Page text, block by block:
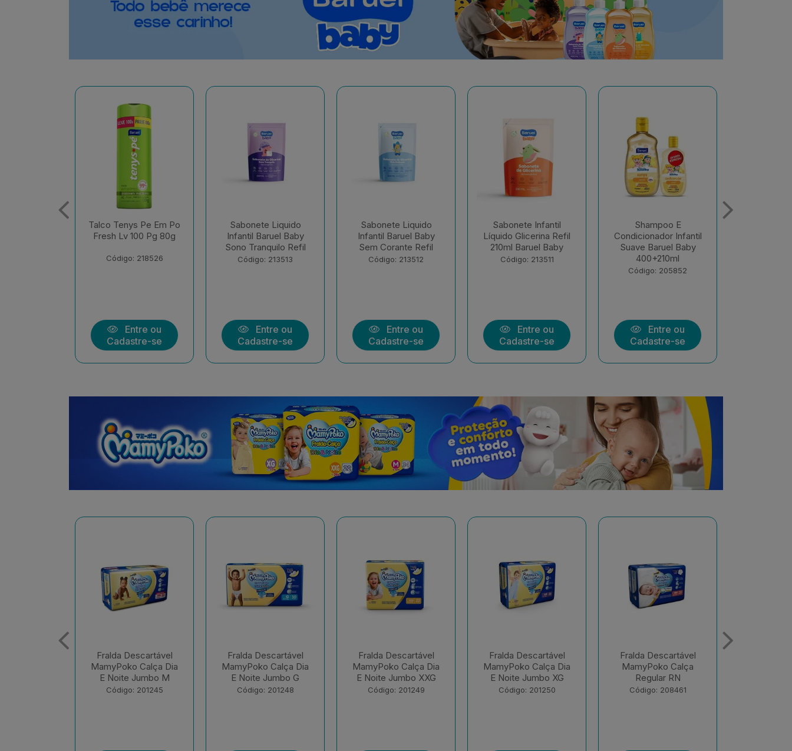
Sabonete Liquido
Infantil Baruel Baby
Código: 213513
Entre ou
Cadastre-se
Sabonete Liquido
Infantil Baruel Baby
Sem Corante Refil
Código: 213512
Entre ou
Cadastre-se
Sabonete Infantil
Líquido Glicerina Refil
210ml Baruel Baby
Código: 213511
Entre ou
Cadastre-se
Shampoo E
Condicionador Infantil
Suave Baruel Baby
400+210ml
Entre ou
Cadastre-se
Sabonete Infantil
Líquido Sono Tranquilo
400ml Baruel Baby
Código: 199364
Entre ou
Cadastre-se
Fralda Descartável
MamyPoko Calça Dia
E Noite Jumbo G
Código: 201248
Fralda Descartável
MamyPoko Calça Dia
E Noite Jumbo XXG
Código: 201249
Fralda Descartável
MamyPoko Calça Dia
E Noite Jumbo XG
Código: 201250
Fralda Descartável
MamyPoko Calça
Regular RN
Código: 208461
Fralda Descartável
MamyPoko Calça Dia
E Noite Giga M 68
Unid...